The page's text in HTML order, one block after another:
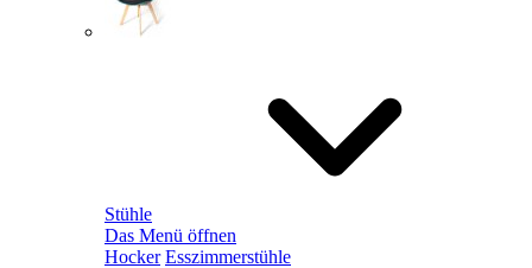
Stühle
Das Menü öffnen
Hocker Esszimmerstühle